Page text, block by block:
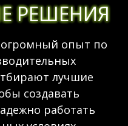
РЕШЕНИЯ
опыт по
лучшие
создавать
работать